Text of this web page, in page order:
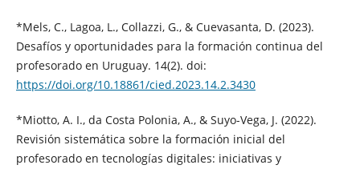
*Mels, C., Lagoa, L., Collazzi, G., & Cuevasanta, D. (2023).
Desafíos y oportunidades para la formación continua del
profesorado en Uruguay. 14(2). doi:
https://doi.org/10.18861/cied.2023.14.2.3430
*Miotto, A. I., da Costa Polonia, A., & Suyo-Vega, J. (2022).
Revisión sistemática sobre la formación inicial del
profesorado en tecnologías digitales: iniciativas y